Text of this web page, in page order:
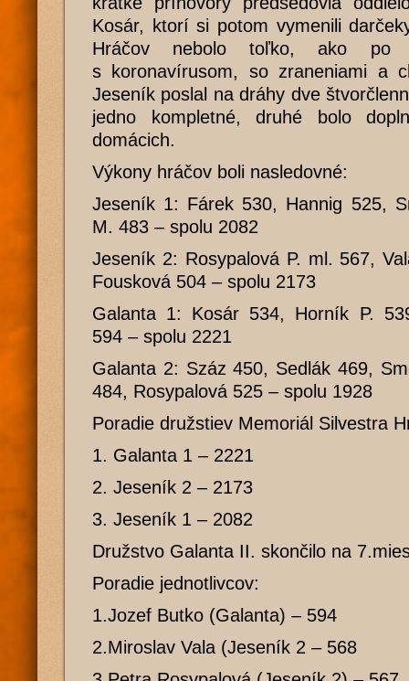
Kosár, ktorí si potom vymenili
Hráčov nebolo toľko, ako po
s koronavírusom, so zraneniami a
Jeseník poslal na dráhy dve
jedno kompletné, druhé bolo
domácich.
Výkony hráčov boli nasledovné:
Jeseník 1: Fárek 530, Hannig 525,
M. 483 – spolu 2082
Jeseník 2: Rosypalová P. ml. 567,
Fousková 504 – spolu 2173
Galanta 1: Kosár 534, Horník P.
594 – spolu 2221
Galanta 2: Száz 450, Sedlák 469,
484, Rosypalová 525 – spolu 1928
Poradie družstiev Memoriál Silvestra
1. Galanta 1 – 2221
2. Jeseník 2 – 2173
3. Jeseník 1 – 2082
Družstvo Galanta II. skončilo na
Poradie jednotlivcov:
1.Jozef Butko (Galanta) – 594
2.Miroslav Vala (Jeseník 2 – 568